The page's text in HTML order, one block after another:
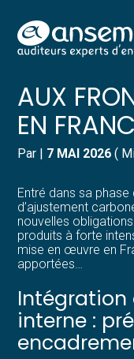
Aller
au
Créer et reprendre
Gérer votre
Piloter votre
Développer votre
Construire votre
Structurer votre
électronique
Pilotez votre
Suivre votre
Gérer vos
Dématérialiser
LE
AUX
EN
Par | 7 MAI 2026 (
Entré dans sa
d’ajustement
nouvelles
produits à forte
mise en œuvre en
apportées…
Intégration
interne :